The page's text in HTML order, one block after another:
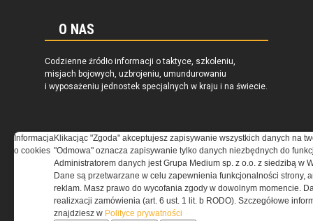
O NAS
Codzienne źródło informacji o taktyce, szkoleniu,
misjach bojowych, uzbrojeniu, umundurowaniu
i wyposażeniu jednostek specjalnych w kraju i na świecie.
REGULAMIN
Regulamin określa zasady korzystania z portalu
www.special-ops.pl
Informacja
o cookies
Klikacjąc "Zgoda" akceptujesz zapisywanie wszystkich danych na
"Odmowa" oznacza zapisywanie tylko danych niezbędnych do
Administratorem danych jest Grupa Medium sp. z o.o. z siedzibą w
Dane są przetwarzane w celu zapewnienia funkcjonalności strony,
reklam. Masz prawo do wycofania zgody w dowolnym momencie.
realizxacji zamówienia (art. 6 ust. 1 lit. b RODO). Szczegółowe
znajdziesz w Polityce prywatności